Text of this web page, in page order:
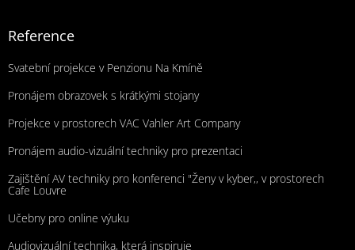
Reference
Svatební projekce v Penzionu Na Kmíně
Pronájem obrazovek s krátkými stojany
Projekce v prostorech VAC Vahler Art Company
Pronájem audio-vizuální techniky pro prezentaci
Zajištění AV techniky pro konferenci "Ženy v kyber,, v prostorech
Cafe Louvre
Učebny pro online výuku
Audiovizuální technika, která inspiruje